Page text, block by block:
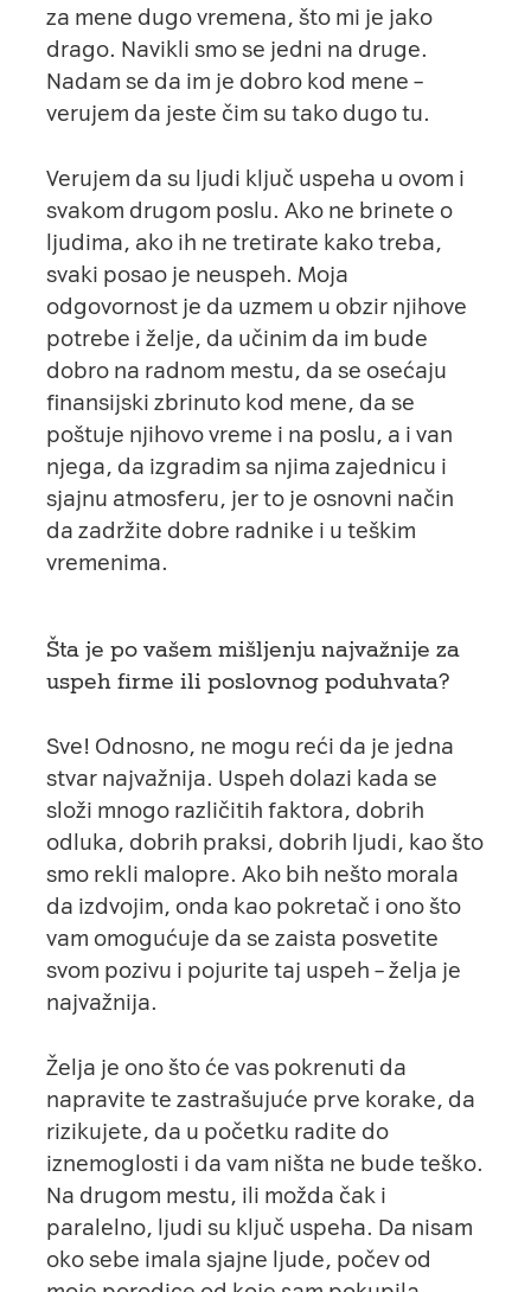
za mene dugo vremena, što mi je jako
drago. Navikli smo se jedni na druge.
Nadam se da im je dobro kod mene –
verujem da jeste čim su tako dugo tu.
Verujem da su ljudi ključ uspeha u ovom i
svakom drugom poslu. Ako ne brinete o
ljudima, ako ih ne tretirate kako treba,
svaki posao je neuspeh. Moja
odgovornost je da uzmem u obzir njihove
potrebe i želje, da učinim da im bude
dobro na radnom mestu, da se osećaju
finansijski zbrinuto kod mene, da se
poštuje njihovo vreme i na poslu, a i van
njega, da izgradim sa njima zajednicu i
sjajnu atmosferu, jer to je osnovni način
da zadržite dobre radnike i u teškim
vremenima.
Šta je po vašem mišljenju najvažnije za
uspeh firme ili poslovnog poduhvata?
Sve! Odnosno, ne mogu reći da je jedna
stvar najvažnija. Uspeh dolazi kada se
složi mnogo različitih faktora, dobrih
odluka, dobrih praksi, dobrih ljudi, kao što
smo rekli malopre. Ako bih nešto morala
da izdvojim, onda kao pokretač i ono što
vam omogućuje da se zaista posvetite
svom pozivu i pojurite taj uspeh – želja je
najvažnija.
Želja je ono što će vas pokrenuti da
napravite te zastrašujuće prve korake, da
rizikujete, da u početku radite do
iznemoglosti i da vam ništa ne bude teško.
Na drugom mestu, ili možda čak i
paralelno, ljudi su ključ uspeha. Da nisam
oko sebe imala sjajne ljude, počev od